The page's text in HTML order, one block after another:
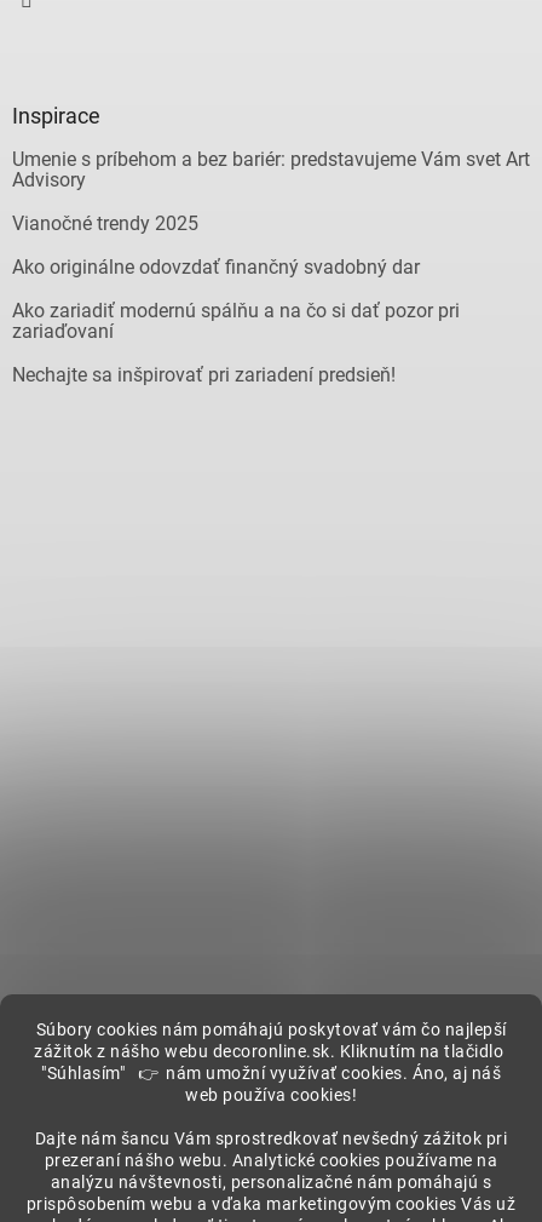
Súbory cookies nám pomáhajú poskytovať vám čo najlepší
zážitok z nášho webu decoronline.sk. Kliknutím na tlačidlo
"Súhlasím" 👉 nám umožní využívať cookies. Áno, aj náš
web používa cookies!
Dajte nám šancu Vám sprostredkovať nevšedný zážitok pri
prezeraní nášho webu. Analytické cookies používame na
analýzu návštevnosti, personalizačné nám pomáhajú s
prispôsobením webu a vďaka marketingovým cookies Vás už
Inspirace
Umenie s príbehom a bez bariér: predstavujeme Vám svet Art
Advisory
Vianočné trendy 2025
Ako originálne odovzdať finančný svadobný dar
Ako zariadiť modernú spálňu a na čo si dať pozor pri
zariaďovaní
Nechajte sa inšpirovať pri zariadení predsieň!
Showroom